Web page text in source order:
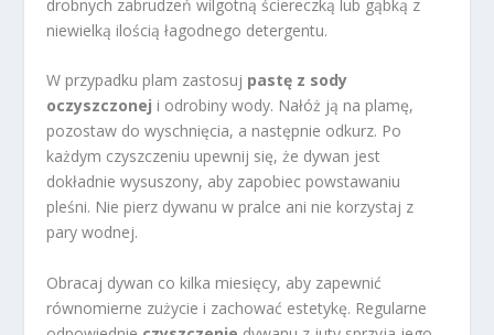
drobnych zabrudzeń wilgotną ściereczką lub gąbką z
niewielką ilością łagodnego detergentu.
W przypadku plam zastosuj pastę z sody
oczyszczonej i odrobiny wody. Nałóż ją na plamę,
pozostaw do wyschnięcia, a następnie odkurz. Po
każdym czyszczeniu upewnij się, że dywan jest
dokładnie wysuszony, aby zapobiec powstawaniu
pleśni. Nie pierz dywanu w pralce ani nie korzystaj z
pary wodnej.
Obracaj dywan co kilka miesięcy, aby zapewnić
równomierne zużycie i zachować estetykę. Regularne